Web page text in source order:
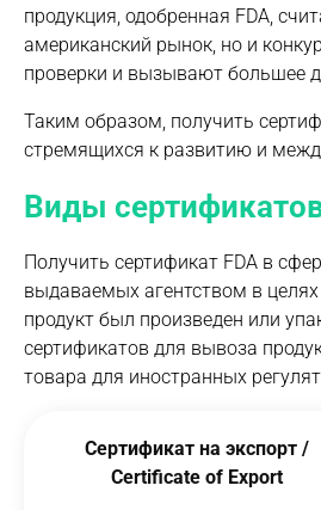
продукция, одобренная FDA,
американский рынок, но и
проверки и вызывают большее
Таким образом, получить
стремящихся к развитию и
Виды
Получить сертификат FDA в
выдаваемых агентством в
продукт был произведен или
сертификатов для вывоза
товара для иностранных
Сертификат на экспорт /
Certificate of Export